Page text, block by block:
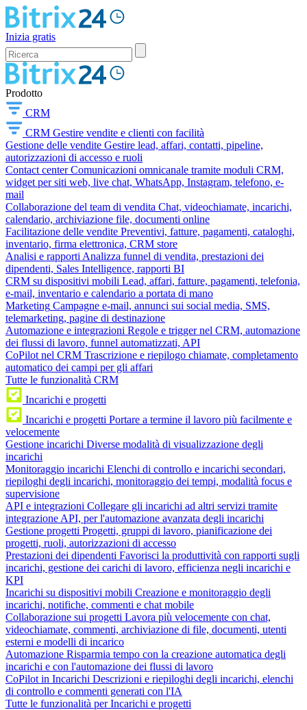
Inizia gratis
Prodotto
CRM
CRM Gestire vendite e clienti con facilità
Gestione delle vendite Gestire lead, affari, contatti, pipeline,
autorizzazioni di accesso e ruoli
Contact center Comunicazioni omnicanale tramite moduli CRM,
widget per siti web, live chat, WhatsApp, Instagram, telefono, e-
mail
Collaborazione del team di vendita Chat, videochiamate, incarichi,
calendario, archiviazione file, documenti online
Facilitazione delle vendite Preventivi, fatture, pagamenti, cataloghi,
inventario, firma elettronica, CRM store
Analisi e rapporti Analizza funnel di vendita, prestazioni dei
dipendenti, Sales Intelligence, rapporti BI
CRM su dispositivi mobili Lead, affari, fatture, pagamenti, telefonia,
e-mail, inventario e calendario a portata di mano
Marketing Campagne e-mail, annunci sui social media, SMS,
telemarketing, pagine di destinazione
Automazione e integrazioni Regole e trigger nel CRM, automazione
dei flussi di lavoro, funnel automatizzati, API
CoPilot nel CRM Trascrizione e riepilogo chiamate, completamento
automatico dei campi per gli affari
Tutte le funzionalità CRM
Incarichi e progetti
Incarichi e progetti Portare a termine il lavoro più facilmente e
velocemente
Gestione incarichi Diverse modalità di visualizzazione degli
incarichi
Monitoraggio incarichi Elenchi di controllo e incarichi secondari,
riepiloghi degli incarichi, monitoraggio dei tempi, modalità focus e
supervisione
API e integrazioni Collegare gli incarichi ad altri servizi tramite
integrazione API, per l'automazione avanzata degli incarichi
Gestione progetti Progetti, gruppi di lavoro, pianificazione dei
progetti, ruoli, autorizzazioni di accesso
Prestazioni dei dipendenti Favorisci la produttività con rapporti sugli
incarichi, gestione dei carichi di lavoro, efficienza negli incarichi e
KPI
Incarichi su dispositivi mobili Creazione e monitoraggio degli
incarichi, notifiche, commenti e chat mobile
Collaborazione sui progetti Lavora più velocemente con chat,
videochiamate, commenti, archiviazione di file, documenti, utenti
esterni e modelli di incarico
Automazione Risparmia tempo con la creazione automatica degli
incarichi e con l'automazione dei flussi di lavoro
CoPilot in Incarichi Descrizioni e riepiloghi degli incarichi, elenchi
di controllo e commenti generati con l'IA
Tutte le funzionalità per Incarichi e progetti